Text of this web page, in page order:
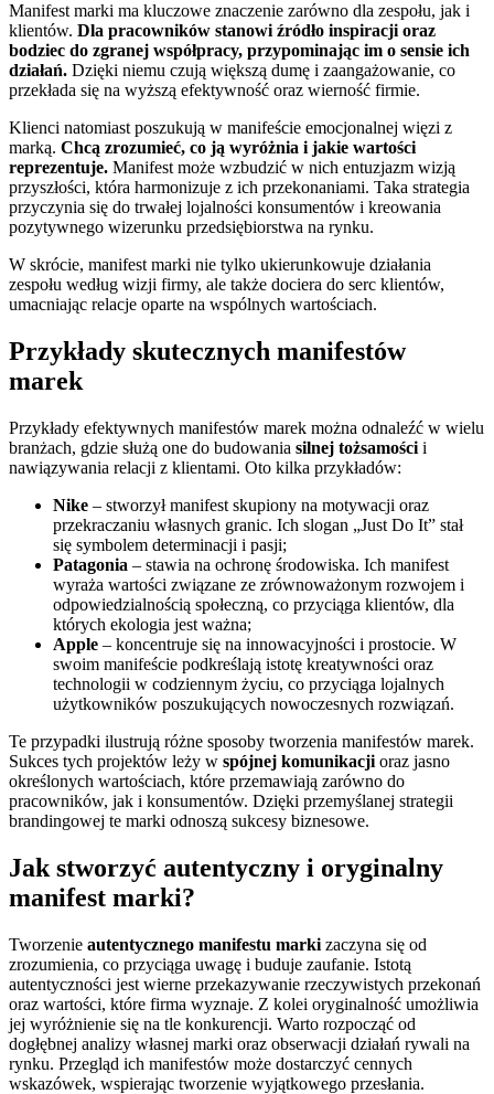
Manifest marki ma kluczowe znaczenie zarówno dla zespołu, jak i
klientów. Dla pracowników stanowi źródło inspiracji oraz
bodziec do zgranej współpracy, przypominając im o sensie ich
działań. Dzięki niemu czują większą dumę i zaangażowanie, co
przekłada się na wyższą efektywność oraz wierność firmie.
Klienci natomiast poszukują w manifeście emocjonalnej więzi z
marką. Chcą zrozumieć, co ją wyróżnia i jakie wartości
reprezentuje. Manifest może wzbudzić w nich entuzjazm wizją
przyszłości, która harmonizuje z ich przekonaniami. Taka strategia
przyczynia się do trwałej lojalności konsumentów i kreowania
pozytywnego wizerunku przedsiębiorstwa na rynku.
W skrócie, manifest marki nie tylko ukierunkowuje działania
zespołu według wizji firmy, ale także dociera do serc klientów,
umacniając relacje oparte na wspólnych wartościach.
Przykłady skutecznych manifestów
marek
Przykłady efektywnych manifestów marek można odnaleźć w wielu
branżach, gdzie służą one do budowania silnej tożsamości i
nawiązywania relacji z klientami. Oto kilka przykładów:
Nike – stworzył manifest skupiony na motywacji oraz
przekraczaniu własnych granic. Ich slogan „Just Do It” stał
się symbolem determinacji i pasji;
Patagonia – stawia na ochronę środowiska. Ich manifest
wyraża wartości związane ze zrównoważonym rozwojem i
odpowiedzialnością społeczną, co przyciąga klientów, dla
których ekologia jest ważna;
Apple – koncentruje się na innowacyjności i prostocie. W
swoim manifeście podkreślają istotę kreatywności oraz
technologii w codziennym życiu, co przyciąga lojalnych
użytkowników poszukujących nowoczesnych rozwiązań.
Te przypadki ilustrują różne sposoby tworzenia manifestów marek.
Sukces tych projektów leży w spójnej komunikacji oraz jasno
określonych wartościach, które przemawiają zarówno do
pracowników, jak i konsumentów. Dzięki przemyślanej strategii
brandingowej te marki odnoszą sukcesy biznesowe.
Jak stworzyć autentyczny i oryginalny
manifest marki?
Tworzenie autentycznego manifestu marki zaczyna się od
zrozumienia, co przyciąga uwagę i buduje zaufanie. Istotą
autentyczności jest wierne przekazywanie rzeczywistych przekonań
oraz wartości, które firma wyznaje. Z kolei oryginalność umożliwia
jej wyróżnienie się na tle konkurencji. Warto rozpocząć od
dogłębnej analizy własnej marki oraz obserwacji działań rywali na
rynku. Przegląd ich manifestów może dostarczyć cennych
wskazówek, wspierając tworzenie wyjątkowego przesłania.